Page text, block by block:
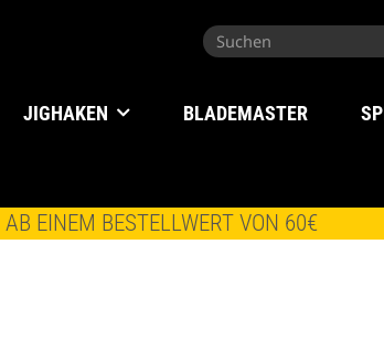
JIGHAKEN BLADEMASTER
EINEM BESTELLWERT VON 60€